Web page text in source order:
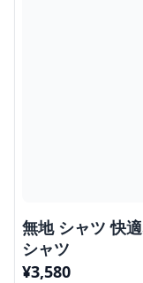
無地 シャツ 快
シャツ
¥3,580